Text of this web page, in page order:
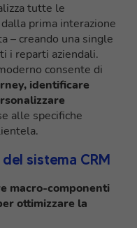
tutte le
prima interazione
– creando una single
i reparti aziendali.
consente di
identificare
alle specifiche
sistema CRM
macro-componenti
ottimizzare la